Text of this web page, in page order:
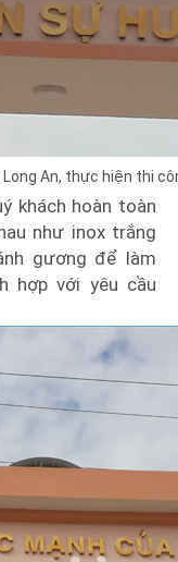
An, thực hiện thi
khách hoàn toàn
như inox trắng
gương để làm
hợp với yêu cầu